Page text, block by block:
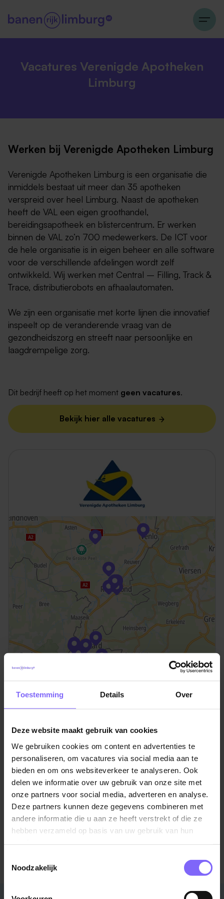
Toestemming Details Over
Deze website maakt gebruik van cookies
We gebruiken cookies om content en advertenties te
personaliseren, om vacatures via social media aan te
bieden en om ons websiteverkeer te analyseren. Ook
delen we informatie over uw gebruik van onze site met
onze partners voor social media, adverteren en analyse.
Deze partners kunnen deze gegevens combineren met
andere informatie die u aan ze heeft verstrekt of die ze
hebben verzameld op basis van uw gebruik van hun
Noodzakelijk
Vacatures Verenigde Apotheken
Limburg
Werken bij Verenigde Apotheken Limburg
Verenigde Apotheken Limburg is een organisatie die
inmiddels bestaat uit meer dan 35 apotheken
verspreid over heel Limburg. Naast de apotheken
heeft de VAL een eigen groothandel,
bereidingsapotheek en blistercentrum. Er werken
binnen de VAL zo’n 700 medewerkers. De ICT voor
de hele organisatie is in eigen beheer en alle software
voor de verschillende afdelingen wordt zelf
ontwikkeld. Wij werken met Central – Filling, Track &
Trace, distributierobots en afhaalautomaten.
We zijn een organisatie met korte lijnen die innovatief
inspeelt op de veranderende vraag van de
gezondheidszorg en streeft naar persoonlijke en
laagdrempelige zorg.
Dit bedrijf heeft op het moment geen vacatures.
Bekijk hier alle vacatures
©TomTom
Locatie Maastricht
Meerssenhoven 202
Locatie Heerlen
Burg. Waszinkstraat 2
Toon alle 23 locaties
Meer informatie over Verenigde Apotheken
Limburg?
Bezoek de website